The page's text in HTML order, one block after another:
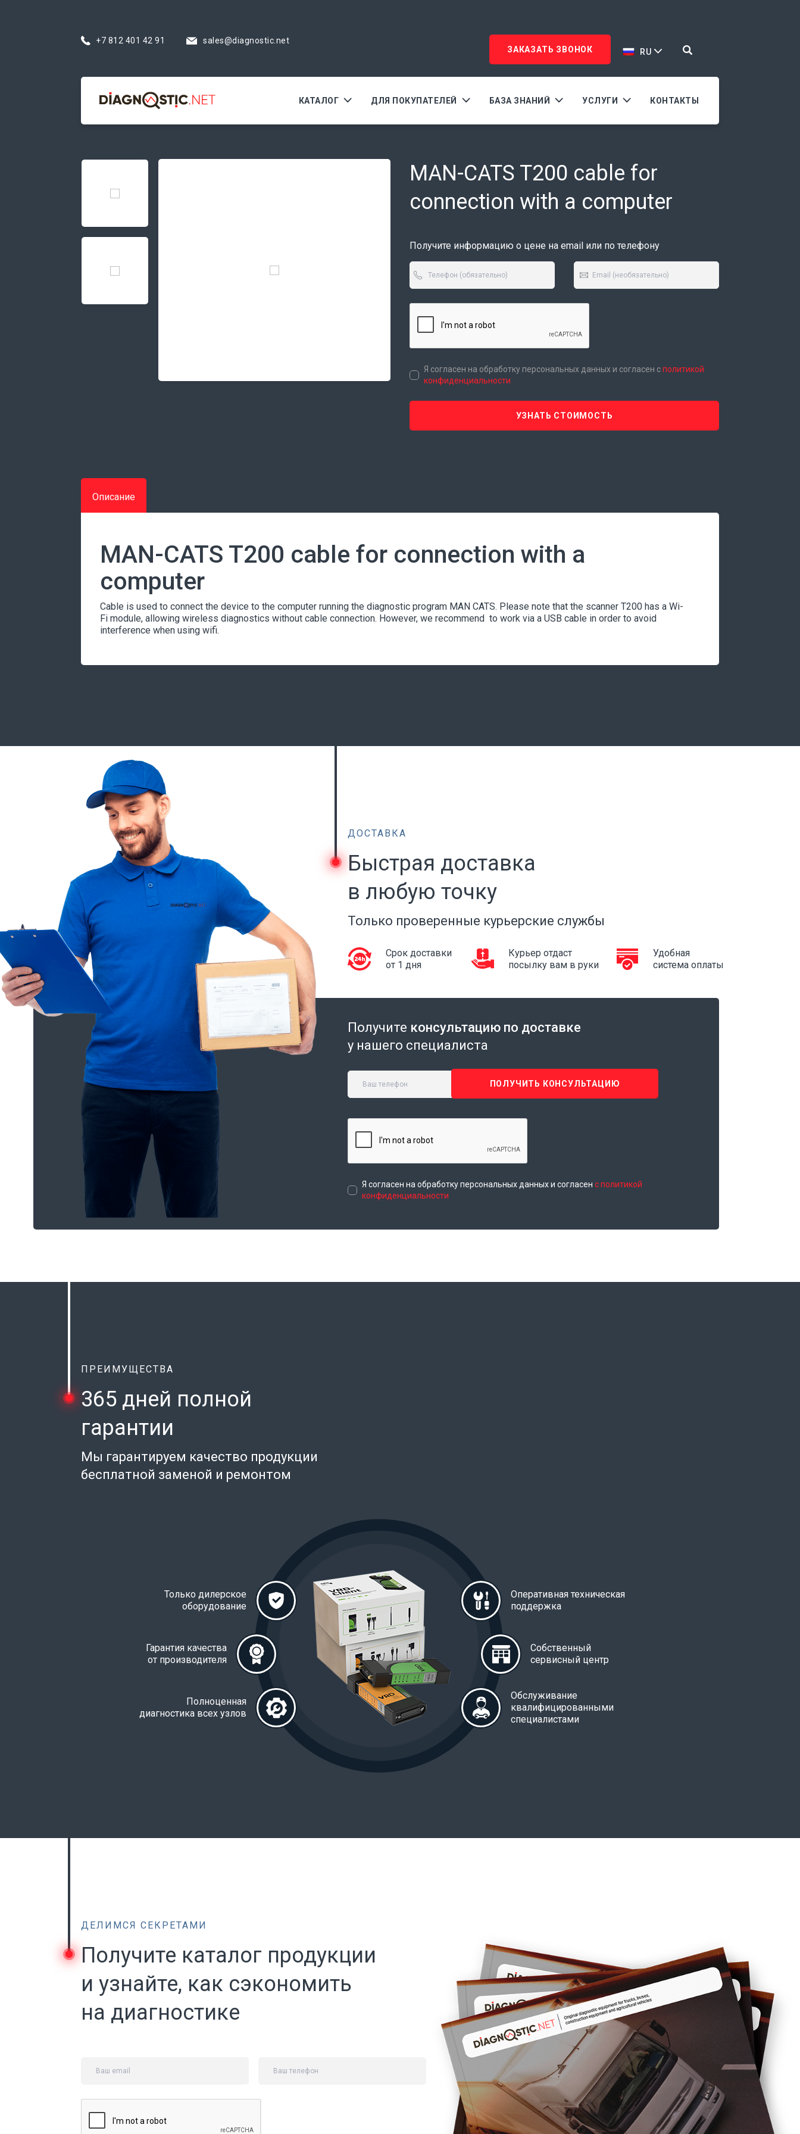
+7 812 401 42 91
sales@diagnostic.net
ЗАКАЗАТЬ ЗВОНОК
RU
КАТАЛОГ ДЛЯ ПОКУПАТЕЛЕЙ БАЗА ЗНАНИЙ УСЛУГИ КОНТАКТЫ
MAN-CATS T200 cable for
connection with a computer
Получите информацию о цене на email или по телефону
Я согласен на обработку персональных данных и согласен сполитикой
конфиденциальности
УЗНАТЬ СТОИМОСТЬ
Описание
MAN-CATS T200 cable for connection with a
computer
Cable is used to connect the device to the computer running the diagnostic program MAN CATS. Please note that the scanner T200 has a Wi-
Fi module, allowing wireless diagnostics without cable connection. However, we recommend to work via a USB cable in order to avoid
interference when using wifi.
ДОСТАВКА
Быстрая доставка
в любую точку
Только проверенные курьерские службы
Срок доставки
от 1 дня
Курьер отдаст
посылку вам в руки
Удобная
система оплаты
Получите консультацию по доставке
у нашего специалиста
ПОЛУЧИТЬ КОНСУЛЬТАЦИЮ
Я согласен на обработку персональных данных и согласен с политикой
конфиденциальности
ПРЕИМУЩЕСТВА
365 дней полной
гарантии
Мы гарантируем качество продукции
бесплатной заменой и ремонтом
Только дилерское
оборудование
Гарантия качества
от производителя
Полноценная
диагностика всех узлов
Оперативная техническая
поддержка
Собственный
сервисный центр
Обслуживание
квалифицированными
специалистами
ДЕЛИМСЯ СЕКРЕТАМИ
Получите каталог продукции
и узнайте, как сэкономить
на диагностике